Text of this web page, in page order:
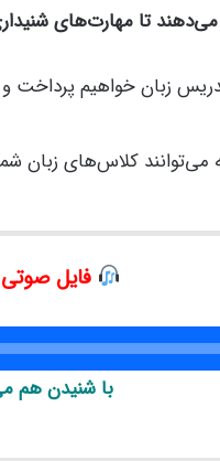
می‌دهند تا مهارت‌های
زبان خواهیم پرداخت و
می‌توانند کلاس‌های زبان
فایل صوتی
با شنیدن هم